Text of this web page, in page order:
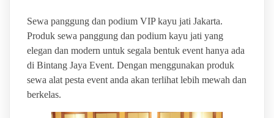
Sewa panggung dan podium VIP kayu jati Jakarta.
Produk sewa panggung dan podium kayu jati yang
elegan dan modern untuk segala bentuk event hanya ada
di Bintang Jaya Event. Dengan menggunakan produk
sewa alat pesta event anda akan terlihat lebih mewah dan
berkelas.